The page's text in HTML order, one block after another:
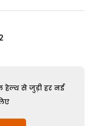
हेल्थ से जुड़ी हर नई